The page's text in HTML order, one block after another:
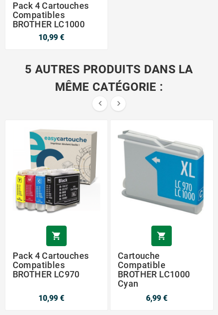
Pack 4 Cartouches
Compatibles
BROTHER LC1000
10,99 €
5 AUTRES PRODUITS DANS LA
MÊME CATÉGORIE :
 

Pack 4 Cartouches
Compatibles
BROTHER LC970
10,99 €

Cartouche
Compatible
BROTHER LC1000
Cyan
6,99 €